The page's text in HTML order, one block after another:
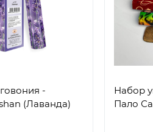
-
(Лаванда)
Набор
Пало